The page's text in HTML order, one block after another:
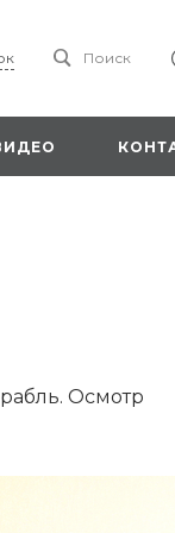
Поиск
Осмотр